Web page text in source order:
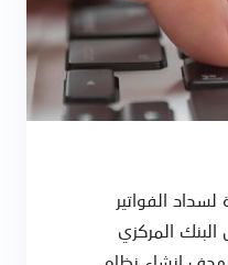
الفواتير
المركزي